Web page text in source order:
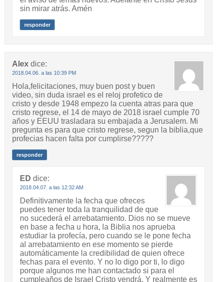
sin mirar atrás. Amén
responder
Alex dice:
2018.04.06. a las 10:39 PM
Hola,felicitaciones, muy buen post y buen
video, sin duda israel es el reloj profetico de
cristo y desde 1948 empezo la cuenta atras para que
cristo regrese, el 14 de mayo de 2018 israel cumple 70
años y EEUU trasladara su embajada a Jerusalem. Mi
pregunta es para que cristo regrese, segun la biblia,que
profecias hacen falta por cumplirse?????
responder
ED dice:
2018.04.07. a las 12:32 AM
Definitivamente la fecha que ofreces
puedes tener toda la tranquilidad de que
no sucederá el arrebatamiento. Dios no se mueve
en base a fecha u hora, la Biblia nos aprueba
estudiar la profecía, pero cuando se le pone fecha
al arrebatamiento en ese momento se pierde
automáticamente la credibilidad de quien ofrece
fechas para el evento. Y no lo digo por ti, lo digo
porque algunos me han contactado si para el
cumpleaños de Israel Cristo vendrá. Y realmente es